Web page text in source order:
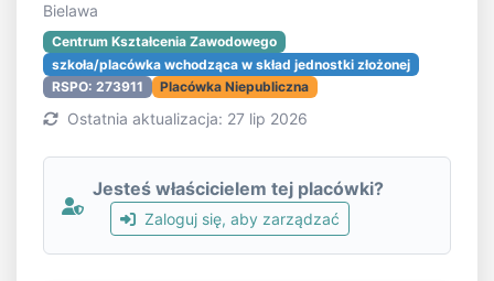
Bielawa
Centrum Kształcenia Zawodowego
szkoła/placówka wchodząca w skład jednostki złożonej
RSPO: 273911
Placówka Niepubliczna
Ostatnia aktualizacja: 27 lip 2026
Jesteś właścicielem tej placówki?
Zaloguj się, aby zarządzać